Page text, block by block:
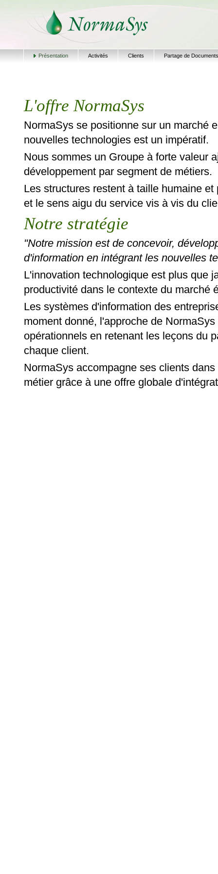
Présentation Activités Clients Partage de Documents
L'offre NormaSys
NormaSys se positionne sur un marché
nouvelles technologies est un impératif.
Nous sommes un Groupe à forte valeur
développement par segment de métiers.
Les structures restent à taille humaine
et le sens aigu du service vis à vis du
Notre stratégie
"Notre mission est de concevoir,
d'information en intégrant les nouvelles
L'innovation technologique est plus que
productivité dans le contexte du marché
Les systèmes d'information des
moment donné, l'approche de
opérationnels en retenant les leçons du
chaque client.
NormaSys accompagne ses clients
métier grâce à une offre globale